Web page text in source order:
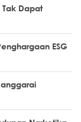
Tak Dapat
ESG